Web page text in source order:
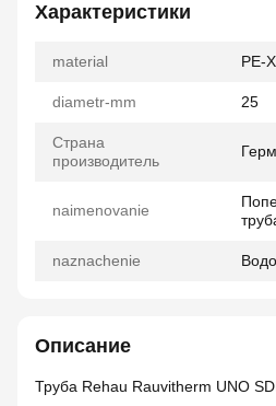
Характеристики
material PE-
diametr-mm 25
Страна
производитель
naimenovanie
naznachenie
Описание
Труба Rehau Rauvitherm UNO